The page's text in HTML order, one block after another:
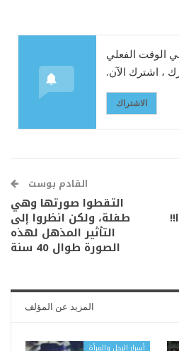
الوقت الفعلي
، اشترك الآن.
الاشتراك
القادم بوست
التقطوا صورتها وهي
طفلة، ولكن انظروا إلى
التأثير المذهل لهذه
الصورة طوال 40 سنة
المزيد عن المؤلف
أسرار الرجل والمرأة